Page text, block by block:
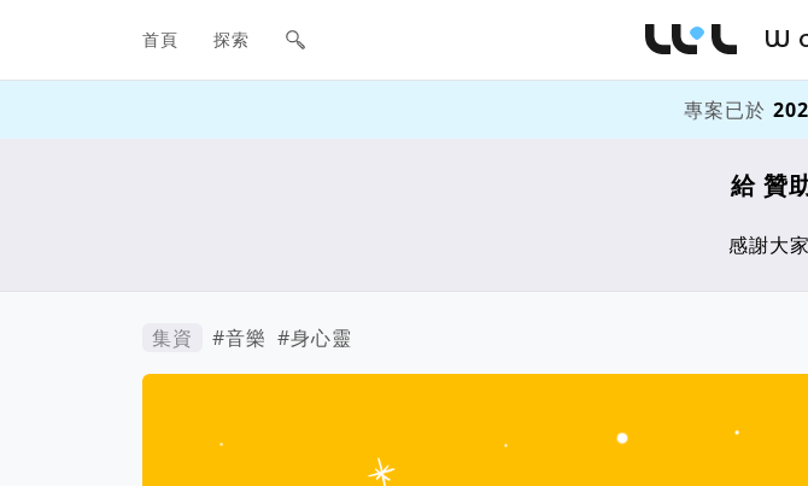
網站主要導航欄
首頁 探索 WaBay 挖貝 | 台
專案已於
給 贊
感謝大
集資 #音樂 #身心靈